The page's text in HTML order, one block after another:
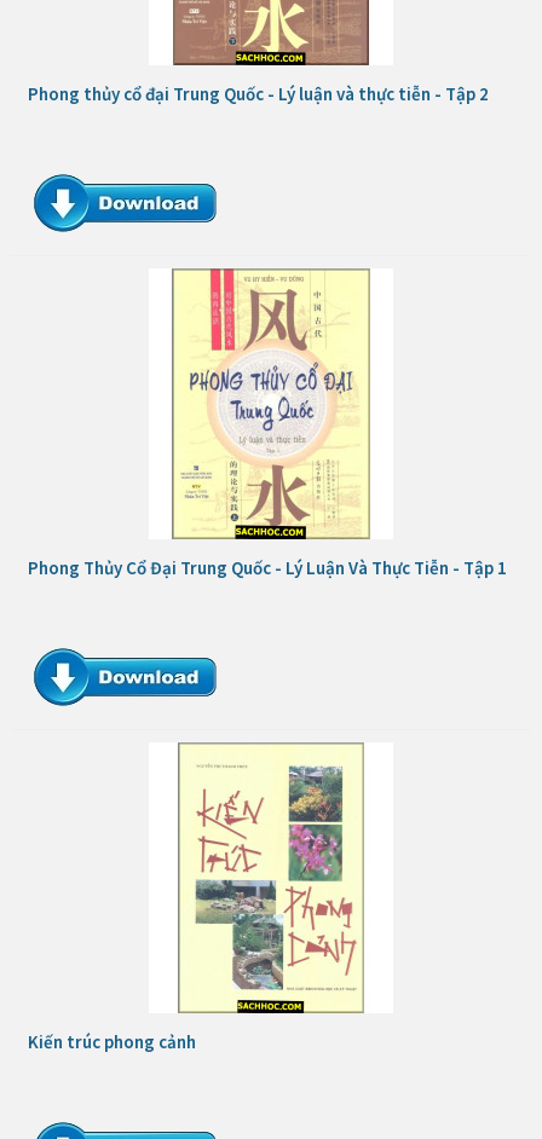
Phong thủy cổ đại Trung Quốc - Lý luận và thực tiễn - Tập 2
Phong Thủy Cổ Đại Trung Quốc - Lý Luận Và Thực Tiễn - Tập 1
Kiến trúc phong cảnh